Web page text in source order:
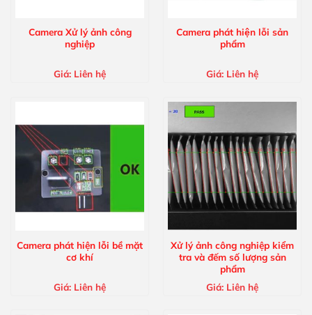
Camera Xử lý ảnh công
nghiệp
Giá: Liên hệ
Camera phát hiện lỗi sản
phẩm
Giá: Liên hệ
Camera phát hiện lỗi bề mặt
cơ khí
Giá: Liên hệ
Xử lý ảnh công nghiệp kiểm
tra và đếm số lượng sản
phẩm
Giá: Liên hệ